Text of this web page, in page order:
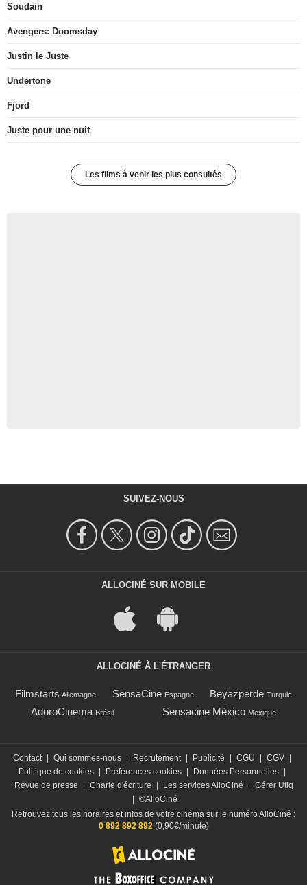
Soudain
Avengers: Doomsday
Justin le Juste
Undertone
Fjord
Juste pour une nuit
Les films à venir les plus consultés
SUIVEZ-NOUS
ALLOCINÉ SUR MOBILE
ALLOCINÉ À L'ÉTRANGER
Filmstarts Allemagne SensaCine Espagne Beyazperde Turquie
AdoroCinema Brésil Sensacine México Mexique
Contact | Qui sommes-nous | Recrutement | Publicité | CGU | CGV |
Politique de cookies | Préférences cookies | Données Personnelles |
Revue de presse
| Charte d'écriture | Les services AlloCiné | Gérer Utiq
| ©AlloCiné
Retrouvez tous les horaires et infos de votre cinéma sur le numéro AlloCiné :
0 892 892 892(0,90€/minute)